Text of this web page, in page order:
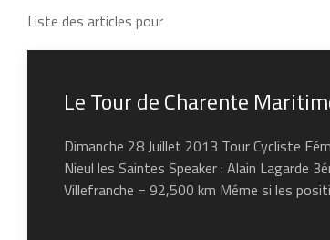
Liste des articles pour
Le Tour de Charente
Dimanche 28 Juillet 2013 Tour Cycliste
Nieul les Saintes Speaker : Alain Lagarde
Villefranche = 92,500 km Méme si les